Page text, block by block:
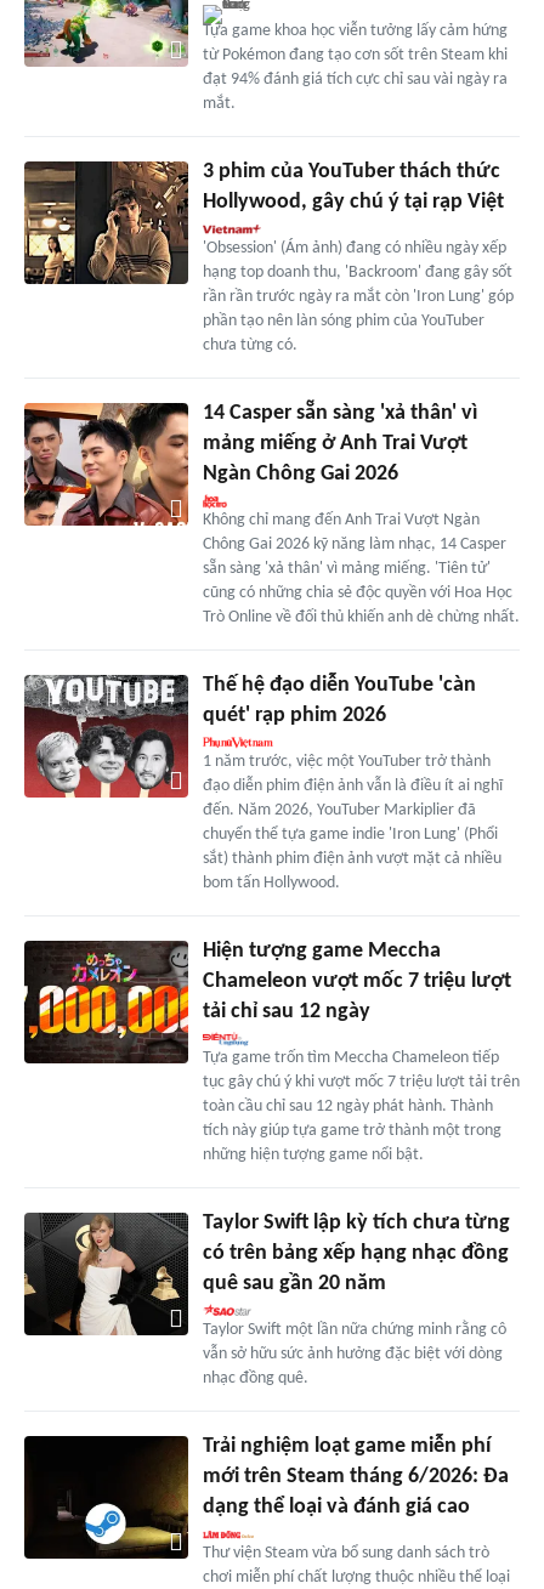
Tựa game khoa học viễn tưởng lấy cảm hứng
từ Pokémon đang tạo cơn sốt trên Steam khi
đạt 94% đánh giá tích cực chỉ sau vài ngày ra
mắt.
3 phim của YouTuber thách thức
Hollywood, gây chú ý tại rạp Việt
'Obsession' (Ám ảnh) đang có nhiều ngày xếp
hạng top doanh thu, 'Backroom' đang gây sốt
rần rần trước ngày ra mắt còn 'Iron Lung' góp
phần tạo nên làn sóng phim của YouTuber
chưa từng có.
14 Casper sẵn sàng 'xả thân' vì
mảng miếng ở Anh Trai Vượt
Ngàn Chông Gai 2026
Không chỉ mang đến Anh Trai Vượt Ngàn
Chông Gai 2026 kỹ năng làm nhạc, 14 Casper
sẵn sàng 'xả thân' vì mảng miếng. 'Tiên tử'
cũng có những chia sẻ độc quyền với Hoa Học
Trò Online về đối thủ khiến anh dè chừng nhất.
Thế hệ đạo diễn YouTube 'càn
quét' rạp phim 2026
1 năm trước, việc một YouTuber trở thành
đạo diễn phim điện ảnh vẫn là điều ít ai nghĩ
đến. Năm 2026, YouTuber Markiplier đã
chuyển thể tựa game indie 'Iron Lung' (Phổi
sắt) thành phim điện ảnh vượt mặt cả nhiều
bom tấn Hollywood.
Hiện tượng game Meccha
Chameleon vượt mốc 7 triệu lượt
tải chỉ sau 12 ngày
Tựa game trốn tìm Meccha Chameleon tiếp
tục gây chú ý khi vượt mốc 7 triệu lượt tải trên
toàn cầu chỉ sau 12 ngày phát hành. Thành
tích này giúp tựa game trở thành một trong
những hiện tượng game nổi bật.
Taylor Swift lập kỳ tích chưa từng
có trên bảng xếp hạng nhạc đồng
quê sau gần 20 năm
Taylor Swift một lần nữa chứng minh rằng cô
vẫn sở hữu sức ảnh hưởng đặc biệt với dòng
nhạc đồng quê.
Trải nghiệm loạt game miễn phí
mới trên Steam tháng 6/2026: Đa
dạng thể loại và đánh giá cao
Thư viện Steam vừa bổ sung danh sách trò
chơi miễn phí chất lượng thuộc nhiều thể loại